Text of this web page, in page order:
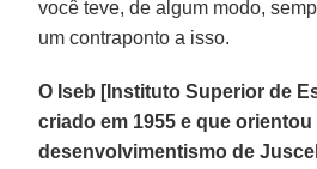
você teve, de algum modo,
um contraponto a isso.
O Iseb [Instituto Superior de
criado em 1955 e que orientou
desenvolvimentismo de